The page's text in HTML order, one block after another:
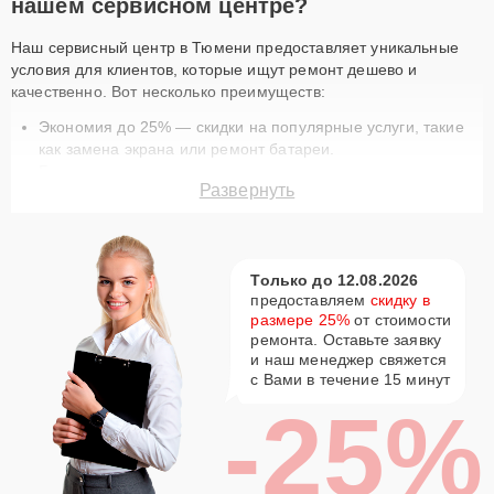
нашем сервисном центре?
Наш сервисный центр в Тюмени предоставляет уникальные
условия для клиентов, которые ищут ремонт дешево и
качественно. Вот несколько преимуществ:
Экономия до 25% — скидки на популярные услуги, такие
как замена экрана или ремонт батареи.
минимум времени благодаря опытным мастерам.
предоставляется гарантия.
Доставка курьером — бесплатная услуга доставки для
вашего удобства.
Оригинальные запчасти — используем только
сертифицированные комплектующие.
Актуальные акции на ремонт AMD в
Тюмени
В нашем сервисном центре вы найдете разнообразные
предложения, которые сделают ремонт вашей техники еще
доступнее. Например, скидка 15% на постгарантийный ремонт
или 25% на первое обращение в наш сервис. Ремонт по
Развернуть
Только до 12.08.2026
предоставляем скидку в
размере 25% от стоимости
ремонта. Оставьте заявку
и наш менеджер свяжется
с Вами в течение 15 минут
-25%